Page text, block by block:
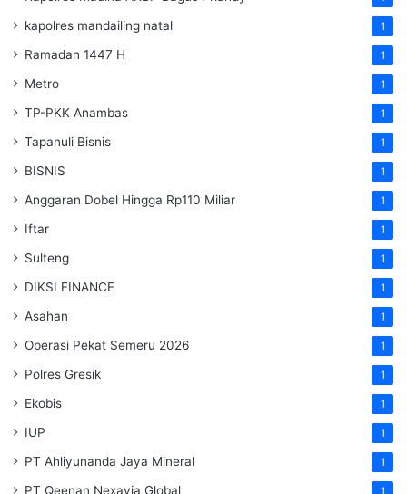
kapolres mandailing natal 1
Ramadan 1447 H 1
Metro 1
TP-PKK Anambas 1
Tapanuli Bisnis 1
BISNIS 1
Anggaran Dobel Hingga Rp110 Miliar 1
Iftar 1
Sulteng 1
DIKSI FINANCE 1
Asahan 1
Operasi Pekat Semeru 2026 1
Polres Gresik 1
Ekobis 1
IUP 1
PT Ahliyunanda Jaya Mineral 1
PT Qeenan Nexavia Global 1